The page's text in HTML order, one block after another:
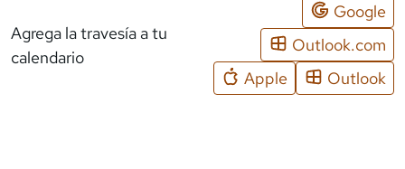
Agrega la travesía a tu
calendario
Google
Outlook.com
Apple
Outlook